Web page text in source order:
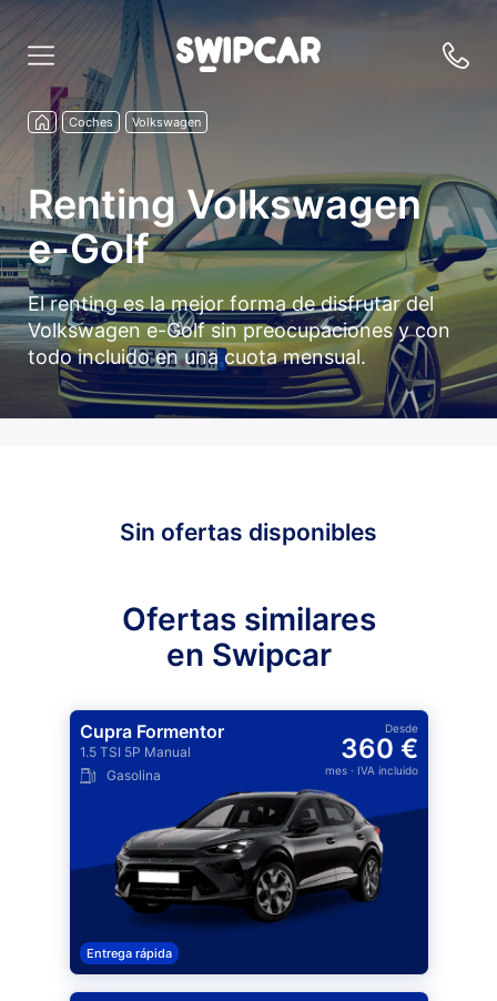
Coches Volkswagen
Renting Volkswagen
e-Golf
El renting es la mejor forma de disfrutar del
Volkswagen e-Golf sin preocupaciones y con
todo incluido en una cuota mensual.
Sin ofertas disponibles
Ofertas similares
en Swipcar
Cupra Formentor
1.5 TSI 5P Manual
Gasolina
Desde
360 €
mes· IVA incluido
Entrega rápida